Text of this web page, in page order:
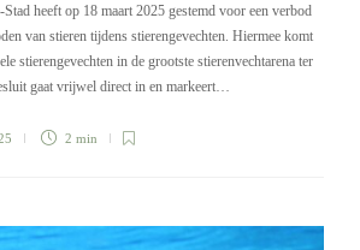
heeft op 18 maart 2025 gestemd voor een verbod
van stieren tijdens stierengevechten. Hiermee komt
stierengevechten in de grootste stierenvechtarena ter
gaat vrijwel direct in en markeert…
2 min